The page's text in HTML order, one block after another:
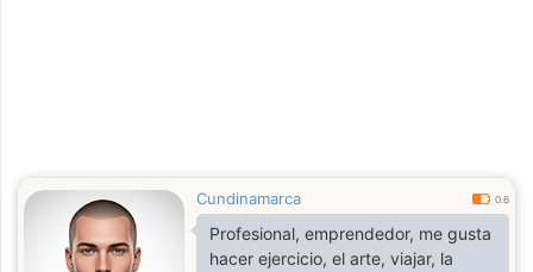
Cundinamarca 0.6
Profesional, emprendedor, me gusta
hacer ejercicio, el arte, viajar, la